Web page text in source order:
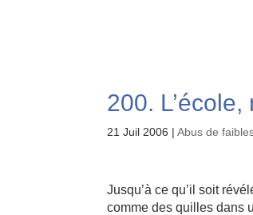
200.
21 Juil 2006 |Abus de
Jusqu’à ce qu’il soit
comme des quilles dans